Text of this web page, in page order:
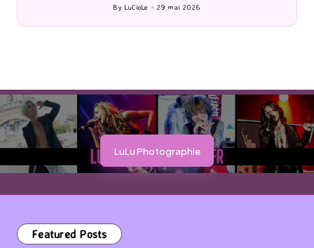
Posted
by
By LuCioLe 27 mai 2026
LuLu Photographie
Featured Posts